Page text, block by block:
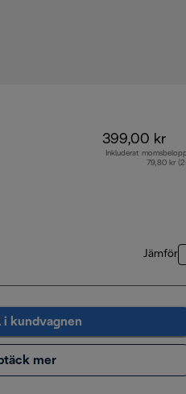
399,00 kr
Inkluderat
79,80 kr
Jämför
i kundvagnen
mer